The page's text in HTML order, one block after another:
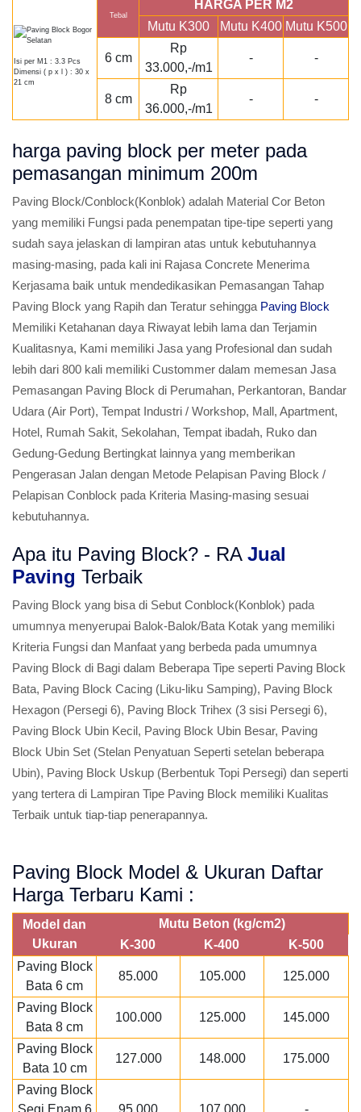
Isi per M1 : 3.3 Pcs
Dimensi ( p x l ) : 30 x
21 cm
Tebal
HARGA PER M2
Mutu K300
Mutu K400 Mutu K500
6 cm
Rp
33.000,-/m1
- -
8 cm
Rp
36.000,-/m1
- -
harga paving block per meter pada
pemasangan minimum 200m
Paving Block/Conblock(Konblok) adalah Material Cor Beton
yang memiliki Fungsi pada penempatan tipe-tipe seperti yang
sudah saya jelaskan di lampiran atas untuk kebutuhannya
masing-masing, pada kali ini Rajasa Concrete Menerima
Kerjasama baik untuk mendedikasikan Pemasangan Tahap
Paving Block yang Rapih dan Teratur sehingga Paving Block
Memiliki Ketahanan daya Riwayat lebih lama dan Terjamin
Kualitasnya, Kami memiliki Jasa yang Profesional dan sudah
lebih dari 800 kali memiliki Custommer dalam memesan Jasa
Pemasangan Paving Block di Perumahan, Perkantoran, Bandar
Udara (Air Port), Tempat Industri / Workshop, Mall, Apartment,
Hotel, Rumah Sakit, Sekolahan, Tempat ibadah, Ruko dan
Gedung-Gedung Bertingkat lainnya yang memberikan
Pengerasan Jalan dengan Metode Pelapisan Paving Block /
Pelapisan Conblock pada Kriteria Masing-masing sesuai
kebutuhannya.
Apa itu Paving Block? - RA Jual
Paving Terbaik
Paving Block yang bisa di Sebut Conblock(Konblok) pada
umumnya menyerupai Balok-Balok/Bata Kotak yang memiliki
Kriteria Fungsi dan Manfaat yang berbeda pada umumnya
Paving Block di Bagi dalam Beberapa Tipe seperti Paving Block
Bata, Paving Block Cacing (Liku-liku Samping), Paving Block
Hexagon (Persegi 6), Paving Block Trihex (3 sisi Persegi 6),
Paving Block Ubin Kecil, Paving Block Ubin Besar, Paving
Block Ubin Set (Stelan Penyatuan Seperti setelan beberapa
Ubin), Paving Block Uskup (Berbentuk Topi Persegi) dan seperti
yang tertera di Lampiran Tipe Paving Block memiliki Kualitas
Terbaik untuk tiap-tiap penerapannya.
Paving Block Model & Ukuran Daftar
Harga Terbaru Kami :
Model dan
Ukuran
Mutu Beton (kg/cm2)
K-300
K-400
K-500
Paving Block
Bata 6 cm
85.000 105.000 125.000
Paving Block
Bata 8 cm
100.000 125.000 145.000
Paving Block
Bata 10 cm
127.000 148.000 175.000
Paving Block
Segi Enam 6
95.000 107.000 -